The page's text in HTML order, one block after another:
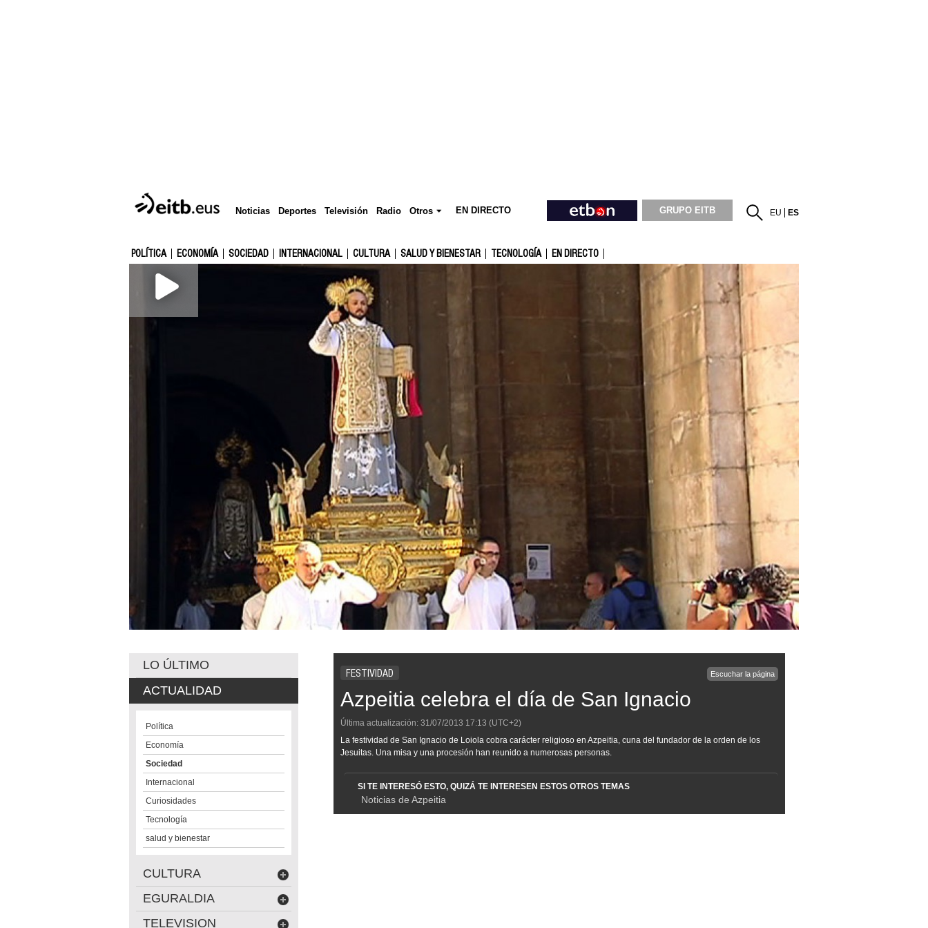
Noticias Deportes Televisión Radio Otros EN DIRECTO GRUPO EITB EU ES
POLÍTICA ECONOMÍA SOCIEDAD INTERNACIONAL CULTURA SALUD Y BIENESTAR TECNOLOGÍA EN DIRECTO
FESTIVIDAD Escuchar la página
Azpeitia celebra el día de San Ignacio
Última actualización: 31/07/2013 17:13 (UTC+2)
La festividad de San Ignacio de Loiola cobra carácter religioso en Azpeitia, cuna del fundador de la orden de los
Jesuitas. Una misa y una procesión han reunido a numerosas personas.
SI TE INTERESÓ ESTO, QUIZÁ TE INTERESEN ESTOS OTROS TEMAS
Noticias de Azpeitia
LO ÚLTIMO
ACTUALIDAD
Política
Economía
Sociedad
Internacional
Curiosidades
Tecnología
salud y bienestar
CULTURA
EGURALDIA
TELEVISION